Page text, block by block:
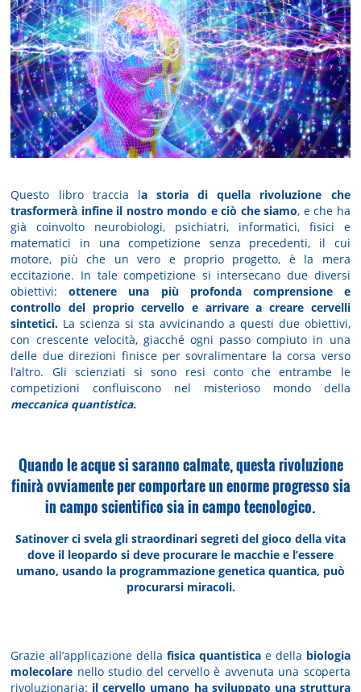
Questo libro traccia la storia di quella rivoluzione che
trasformerà infine il nostro mondo e ciò che siamo, e che ha
già coinvolto neurobiologi, psichiatri, informatici, fisici e
matematici in una competizione senza precedenti, il cui
motore, più che un vero e proprio progetto, è la mera
eccitazione. In tale competizione si intersecano due diversi
obiettivi:ottenere una più profonda comprensione e
controllo del proprio cervello e arrivare a creare cervelli
sintetici. La scienza si sta avvicinando a questi due obiettivi,
con crescente velocità, giacché ogni passo compiuto in una
delle due direzioni finisce per sovralimentare la corsa verso
l’altro. Gli scienziati si sono resi conto che entrambe le
competizioni confluiscono nel misterioso mondo della
meccanica quantistica.
Quando le acque si saranno calmate, questa rivoluzione
finirà ovviamente per comportare un enorme progresso sia
in campo scientifico sia in campo tecnologico.
Satinover ci svela gli straordinari segreti del gioco della vita
dove il leopardo si deve procurare le macchie e l’essere
umano, usando la programmazione genetica quantica, può
procurarsi miracoli.
Grazie all’applicazione dellafisica quantisticae della biologia
molecolare nello studio del cervello è avvenuta una scoperta
rivoluzionaria: il cervello umano ha sviluppato una struttura